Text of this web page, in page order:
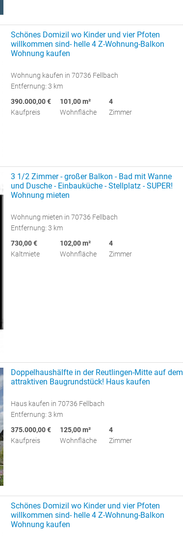
Schönes Domizil wo Kinder und vier Pfoten
willkommen sind- helle 4 Z-Wohnung-Balkon
Wohnung kaufen
Wohnung kaufen in 70736 Fellbach
Entfernung: 3 km
390.000,00 €
Kaufpreis
101,00 m²
Wohnfläche
4
Zimmer
3 1/2 Zimmer - großer Balkon - Bad mit Wanne
und Dusche - Einbauküche - Stellplatz - SUPER!
Wohnung mieten
Wohnung mieten in 70736 Fellbach
Entfernung: 3 km
730,00 €
Kaltmiete
102,00 m²
Wohnfläche
4
Zimmer
Doppelhaushälfte in der Reutlingen-Mitte auf dem
attraktiven Baugrundstück! Haus kaufen
Haus kaufen in 70736 Fellbach
Entfernung: 3 km
375.000,00 €
Kaufpreis
125,00 m²
Wohnfläche
4
Zimmer
Schönes Domizil wo Kinder und vier Pfoten
willkommen sind- helle 4 Z-Wohnung-Balkon
Wohnung kaufen